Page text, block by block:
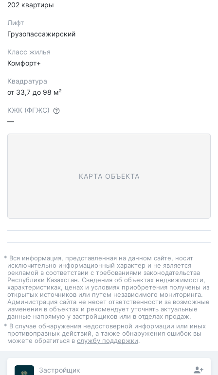
202 квартиры
Лифт
Грузопассажирский
Класс жилья
Комфорт+
Квадратура
от 33,7 до 98 м²
КЖК (ФГЖС)
—
КАРТА ОБЪЕКТА
* Вся информация, представленная на данном сайте, носит
исключительно информационный характер и не является
рекламой в соответствии с требованиями законодательства
Республики Казахстан. Сведения об объектах недвижимости,
характеристиках, ценах и условиях приобретения получены из
открытых источников или путем независимого мониторинга.
Администрация сайта не несет ответственности за возможные
изменения в объектах и рекомендует уточнять актуальные
данные напрямую у застройщиков или в отделах продаж.
* В случае обнаружения недостоверной информации или иных
противоправных действий, а также обнаружения ошибок вы
можете обратиться в службу поддержки.
Застройщик